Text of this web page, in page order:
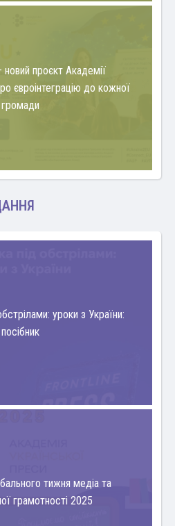
новий проєкт Академії
євроінтеграцію до кожної
громади
уроки з України:
посібник
тижня медіа та
грамотності 2025